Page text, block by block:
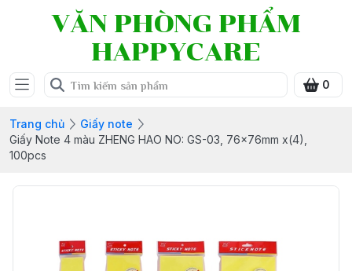
VĂN PHÒNG PHẨM
HAPPYCARE
0
Trang chủ
Giấy note
Giấy Note 4 màu ZHENG HAO NO: GS-03, 76x76mm x(4),
100pcs